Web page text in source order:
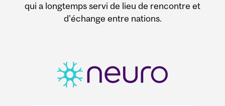
qui a longtemps servi de lieu de rencontre et
d'échange entre nations.